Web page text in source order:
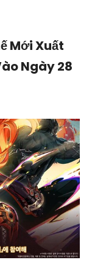
Mới Xuất
Ngày 28